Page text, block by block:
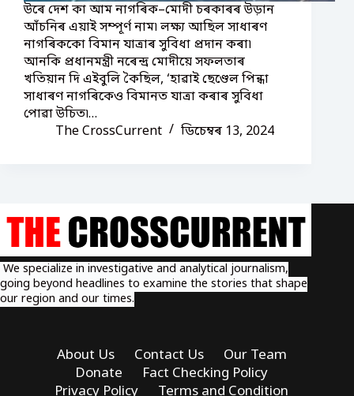
উৰে দেশ কা আম নাগৰিক–মোদী চৰকাৰৰ উড়ান
আঁচনিৰ এয়াই সম্পূৰ্ণ নাম৷ লক্ষ্য আছিল সাধাৰণ
নাগৰিককো বিমান যাত্ৰাৰ সুবিধা প্ৰদান কৰা৷
আনকি প্ৰধানমন্ত্ৰী নৰেন্দ্ৰ মোদীয়ে সফলতাৰ
খতিয়ান দি এইবুলি কৈছিল, ‘হাৱাই ছেণ্ডেল পিন্ধা
সাধাৰণ নাগৰিকেও বিমানত যাত্ৰা কৰাৰ সুবিধা
পোৱা উচিত৷…
The CrossCurrent
ডিচেম্বৰ 13, 2024
We specialize in investigative and analytical journalism,
going beyond headlines to examine the stories that shape
our region and our times.
About Us Contact Us
Our Team
Donate
Fact Checking Policy
Privacy Policy
Terms and Condition